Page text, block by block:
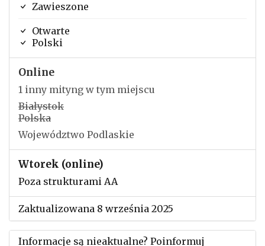
Zawieszone
Otwarte
Polski
Online
1 inny mityng w tym miejscu
Białystok
Polska
Województwo Podlaskie
Wtorek (online)
Poza strukturami AA
Zaktualizowana 8 września 2025
Informacje są nieaktualne? Poinformuj